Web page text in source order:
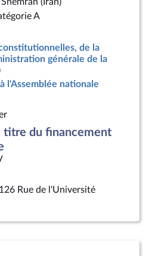
A
de la
générale de la
l'Assemblée nationale
titre du financement
Rue de l'Université